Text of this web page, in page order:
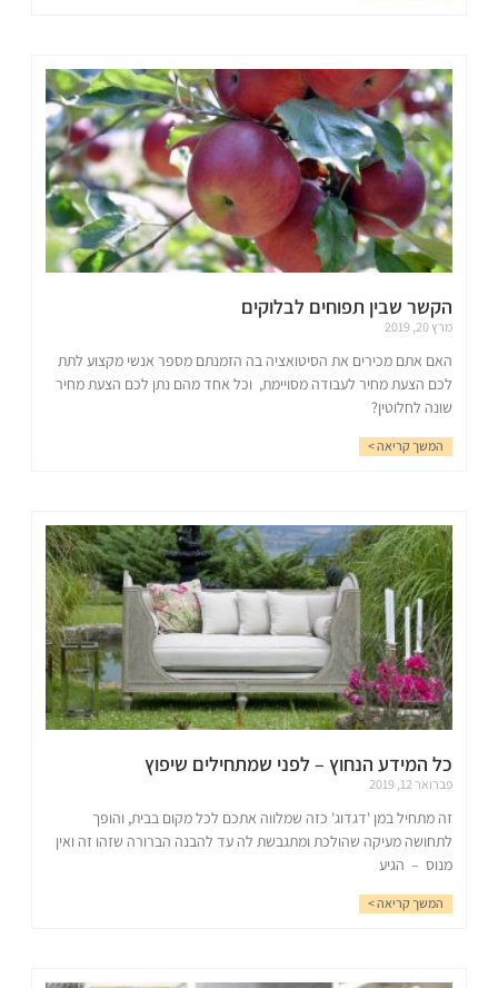
הקשר שבין תפוחים לבלוקים
מרץ 20, 2019
האם אתם מכירים את הסיטואציה בה הזמנתם מספר אנשי מקצוע לתת
לכם הצעת מחיר לעבודה מסויימת, וכל אחד מהם נתן לכם הצעת מחיר
שונה לחלוטין?
המשך קריאה >
כל המידע הנחוץ – לפני שמתחילים שיפוץ
פברואר 12, 2019
זה מתחיל במן 'דגדוג' כזה שמלווה אתכם לכל מקום בבית, והופך
לתחושה מעיקה שהולכת ומתגבשת לה עד להבנה הברורה שזהו זה ואין
מנוס – הגיע
המשך קריאה >